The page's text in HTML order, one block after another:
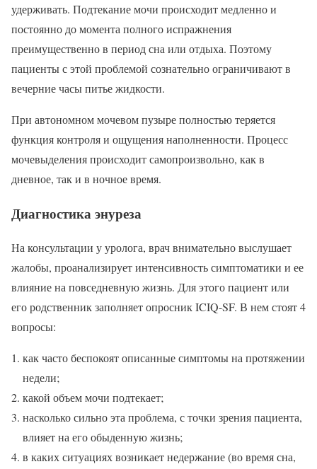
удерживать. Подтекание мочи происходит медленно и
постоянно до момента полного испражнения
преимущественно в период сна или отдыха. Поэтому
пациенты с этой проблемой сознательно ограничивают в
вечерние часы питье жидкости.
При автономном мочевом пузыре полностью теряется
функция контроля и ощущения наполненности. Процесс
мочевыделения происходит самопроизвольно, как в
дневное, так и в ночное время.
Диагностика энуреза
На консультации у уролога, врач внимательно выслушает
жалобы, проанализирует интенсивность симптоматики и ее
влияние на повседневную жизнь. Для этого пациент или
его родственник заполняет опросник ICIQ-SF. В нем стоят 4
вопросы:
как часто беспокоят описанные симптомы на протяжении
недели;
какой объем мочи подтекает;
насколько сильно эта проблема, с точки зрения пациента,
влияет на его обыденную жизнь;
в каких ситуациях возникает недержание (во время сна,